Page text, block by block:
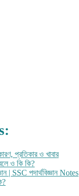
প্রতিকার ও খাবার
ও কি কি?
| SSC পদার্থবিজ্ঞান Notes